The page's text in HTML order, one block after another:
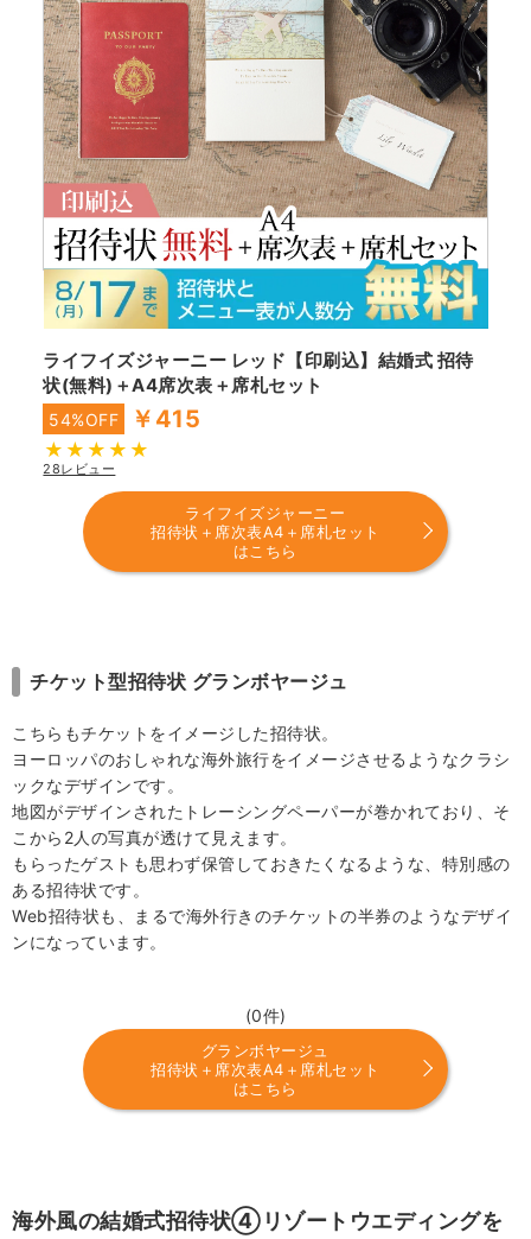
ライフイズジャーニー レッド【印刷込】結婚式 招待
状(無料)＋A4席次表＋席札セット
54%OFF ￥415
28レビュー
ライフイズジャーニー
招待状＋席次表A4＋席札セット
はこちら
チケット型招待状 グランボヤージュ
こちらもチケットをイメージした招待状。
ヨーロッパのおしゃれな海外旅行をイメージさせるようなクラシ
ックなデザインです。
地図がデザインされたトレーシングペーパーが巻かれており、そ
こから2人の写真が透けて見えます。
もらったゲストも思わず保管しておきたくなるような、特別感の
ある招待状です。
Web招待状も、まるで海外行きのチケットの半券のようなデザイ
ンになっています。
(0件)
グランボヤージュ
招待状＋席次表A4＋席札セット
はこちら
海外風の結婚式招待状④リゾートウエディングを